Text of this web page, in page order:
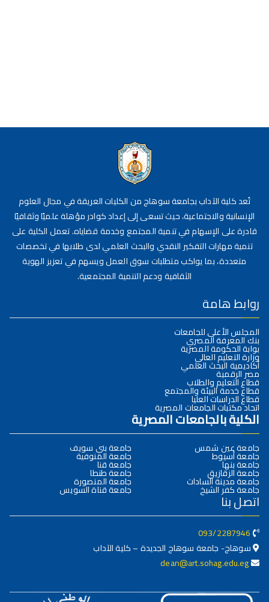
تُعد كلية الآداب بجامعة سوهاج من الكليات العريقة في مجال العلوم
الإنسانية والاجتماعية، حيث تسعى إلى إعداد كوادر مؤهلة علميًا وثقافيًا
قادرة على الإسهام في تنمية المجتمع وخدمة قضاياه. تعمل الكلية على
تنمية مهارات التفكير النقدي والبحث العلمي لدى طلابها في تخصصات
متعددة، بما يواكب متطلبات سوق العمل ويسهم في تعزيز الهوية
الثقافية ودعم التنمية المجتمعية.
روابط هامة
المجلس الأعلى للجامعات
بنك المعرفة المصري
بوابة الحكومة المصرية
وزارة التعليم العالي
أكاديمية البحث العلمي
مصر الرقمية
قطاع التعليم والطلاب
قطاع خدمة البيئة والمجتمع
قطاع الدراسات العليا
اتحاد مكتبات الجامعات المصرية
الكلية بالجامعات المصرية
جامعة عين شمس
جامعة أسيوط
جامعة بنها
جامعة الزقازيق
جامعة مدينة السادات
جامعة كفر الشيخ
جامعة بني سويف
جامعة المنوفية
جامعة قنا
جامعة طنطا
جامعة المنصورة
جامعة قناة السويس
اتصل بنا
093/2287946
سوهاج- جامعة سوهاج الجديدة – كلية الآداب